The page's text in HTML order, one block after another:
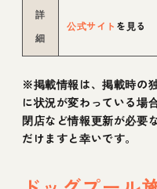
詳
細
公式サイト を見る
※掲載情報は、掲載時の
に状況が変わっている場
閉店など情報更新が必要
だけますと幸いです。